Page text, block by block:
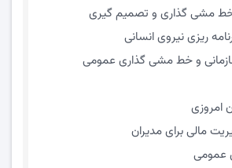
خط مشی گذاری و تصمیم گیری
ریزی نیروی انسانی
و خط مشی گذاری عمومی
امروزی
مالی برای مدیران
عمومی